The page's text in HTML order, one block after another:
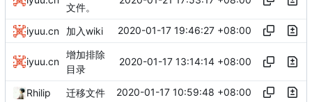
文件。
iyuu.cn 加入wiki 2020-01-17 19:46:27 +08:00
iyuu.cn
增加排除
目录
2020-01-17 13:14:14 +08:00
Rhilip 迁移文件 2020-01-17 10:59:48 +08:00